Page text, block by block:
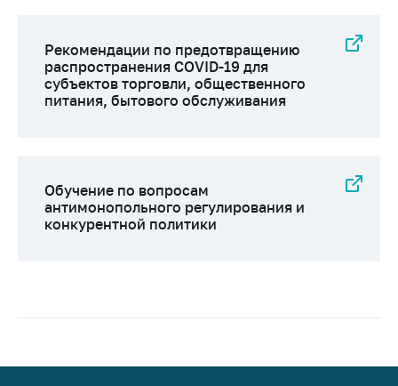
Рекомендации по предотвращению
распространения COVID-19 для
субъектов торговли, общественного
питания, бытового обслуживания
Обучение по вопросам
антимонопольного регулирования и
конкурентной политики